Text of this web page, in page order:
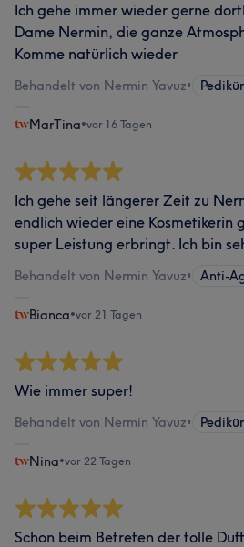
Ich gehe immer wieder gerne
Dame Nermin, die ganze
Komme natürlich wieder
Behandelt von Nermin Yavuz•
MarTina•vor 16 Tagen
Ich gehe seit längerer Zeit zu
endlich wieder eine Kosmetikerin
super Leistung erbringt. Ich bin
Behandelt von Nermin Yavuz• Anti-
Bianca•vor 21 Tagen
Wie immer super!
Behandelt von Nermin Yavuz•
Nina•vor 22 Tagen
Schon beim Betreten der tolle